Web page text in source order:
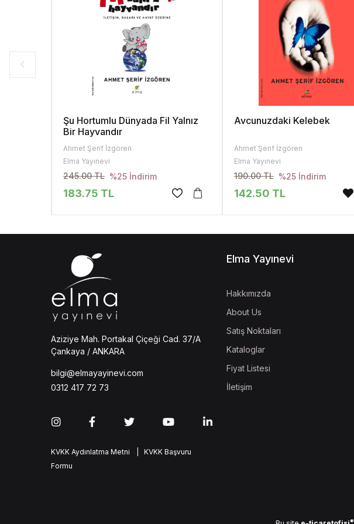
Şu Hortumlu Dünyada Fil Yalnız
Bir Hayvandır
Ahmet Şerif İzgören
Elma Yayınevi
245.00 TL %25 İndirim
183.75 TL
Avcunuzdaki Kelebek
Ahmet Şerif İzgören
Elma Yayınevi
190.00 TL %25 İndirim
142.50 TL
Aziziye Mah. Portakal Çiçeği Cad. 37/A
Çankaya / ANKARA
bilgi@elmayayinevi.com
0312 417 72 73
KVKK Aydınlatma Metni
| KVKK Başvuru
Formu
Elma Yayınevi
Hakkımızda
About Us
Satış Noktaları
Kataloglar
Fiyat Listesi
İletişim
®